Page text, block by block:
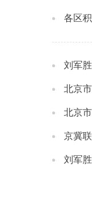
各区
刘军
北京
北京
京冀
刘军